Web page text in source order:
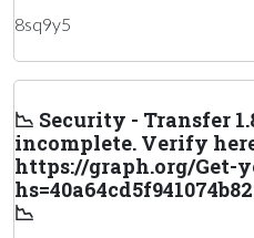
8sq9y5
📉 Security - Transfer
incomplete. Verify
https://graph.org/Get-
📉